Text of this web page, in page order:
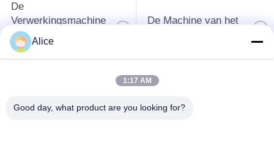
De
Verwerkingsmachine
van het
maniokzetmeel
De Machine van het
De
van de maniokbloem
Alice
1:17 AM
Good day, what product are you looking for?